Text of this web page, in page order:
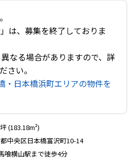
は、募集を終了しておりま
なる場合がありますので、詳
さい。
・日本橋浜町エリアの物件を
(183.18m²)
中央区日本橋富沢町10-14
喰横山駅まで徒歩4分